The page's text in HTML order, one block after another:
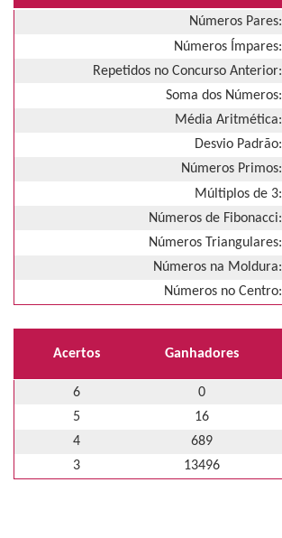
Números Pares:
Números Ímpares:
Repetidos no Concurso Anterior:
Soma dos Números:
Média Aritmética:
Desvio Padrão:
Números Primos:
Múltiplos de 3:
Números de Fibonacci:
Números Triangulares:
Números na Moldura:
Números no Centro:
Acertos Ganhadores
6 0
5
16
4
689
3
13496